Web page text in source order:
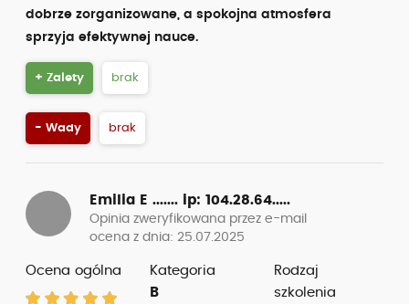
dobrze zorganizowane, a spokojna atmosfera
sprzyja efektywnej nauce.
+ Zalety brak
- Wady brak
Emilia E ....... ip: 104.28.64.....
Opinia zweryfikowana przez e-mail
ocena z dnia: 25.07.2025
Ocena ogólna
Kategoria
B
Rodzaj
szkolenia